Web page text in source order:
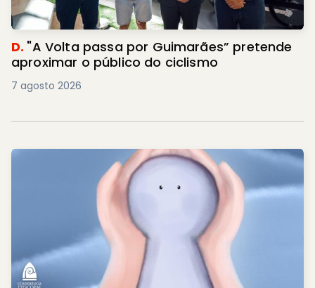
D. "A Volta passa por Guimarães” pretende
aproximar o público do ciclismo
7 agosto 2026